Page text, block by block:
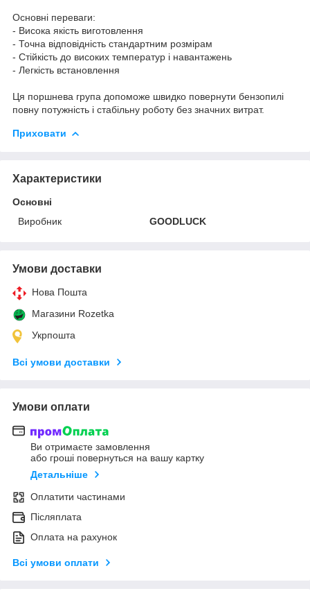
Основні переваги:
- Висока якість виготовлення
- Точна відповідність стандартним розмірам
- Стійкість до високих температур і навантажень
- Легкість встановлення
Ця поршнева група допоможе швидко повернути бензопилі
повну потужність і стабільну роботу без значних витрат.
Приховати
Характеристики
Основні
Виробник
GOODLUCK
Умови доставки
Нова Пошта
Магазини Rozetka
Укрпошта
Всі умови доставки
Умови оплати
Ви отримаєте замовлення
або гроші повернуться на вашу картку
Детальніше
Оплатити частинами
Післяплата
Оплата на рахунок
Всі умови оплати